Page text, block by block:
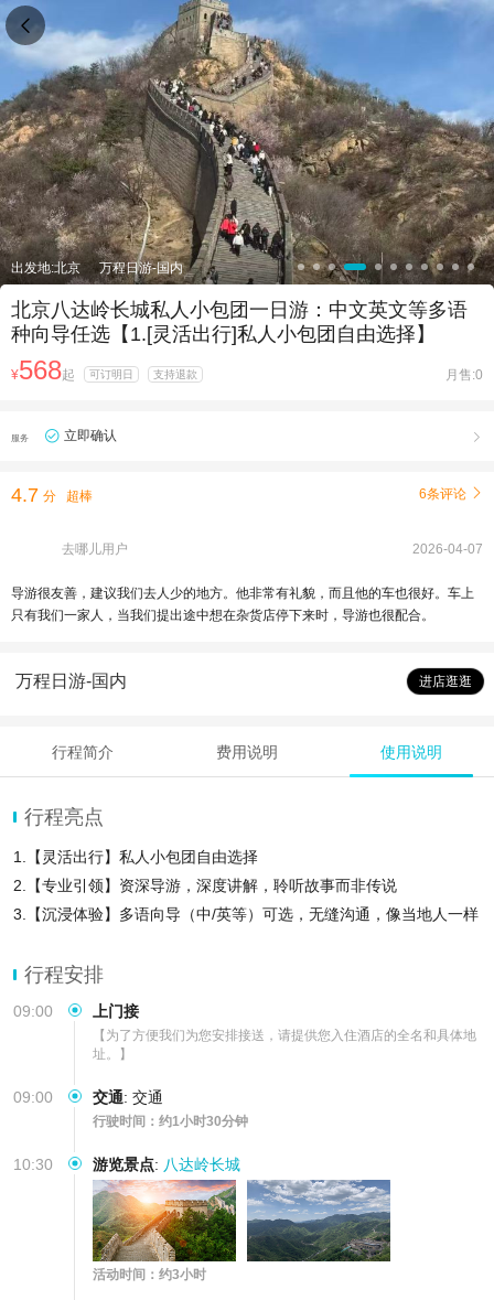
出发地:北京 万程日游-国内
北京八达岭长城私人小包团一日游：中文英文等多语
种向导任选【1.[灵活出行]私人小包团自由选择】
¥568起 可订明日 支持退款 月售:0
服务 立即确认 
4.7 分 超棒 6条评论 
去哪儿用户 2026-04-07
导游很友善，建议我们去人少的地方。他非常有礼貌，而且他的车也很好。车上
只有我们一家人，当我们提出途中想在杂货店停下来时，导游也很配合。
万程日游-国内 进店逛逛
行程简介 费用说明 使用说明
行程亮点
1.【灵活出行】私人小包团自由选择
2.【专业引领】资深导游，深度讲解，聆听故事而非传说
3.【沉浸体验】多语向导（中/英等）可选，无缝沟通，像当地人一样
行程安排
09:00 上门接
【为了方便我们为您安排接送，请提供您入住酒店的全名和具体地
址。】
09:00 交通: 交通
行驶时间：约1小时30分钟
10:30 游览景点: 八达岭长城
活动时间：约3小时
